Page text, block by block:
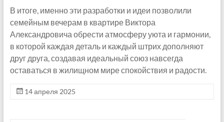
В итоге, именно эти разработки и идеи позволили
семейным вечерам в квартире Виктора
Александровича обрести атмосферу уюта и гармонии,
в которой каждая деталь и каждый штрих дополняют
друг друга, создавая идеальный союз навсегда
оставаться в жилищном мире спокойствия и радости.
14 апреля 2025